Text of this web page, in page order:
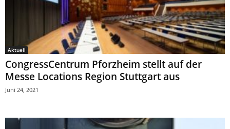
Aktuell
CongressCentrum Pforzheim stellt auf der
Messe Locations Region Stuttgart aus
Juni 24, 2021